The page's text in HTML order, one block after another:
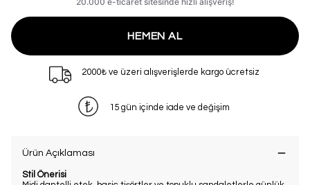
HEMEN AL
2000₺ ve üzeri alışverişlerde kargo ücretsiz
15 gün içinde iade ve değişim
Ürün Açıklaması
Stil Önerisi